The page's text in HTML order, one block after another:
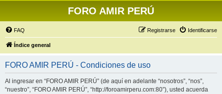
FORO AMIR PERÚ
FAQ Identificarse
Registrarse
Índice general
FORO AMIR PERÚ - Condiciones de uso
Al ingresar en “FORO AMIR PERÚ” (de aquí en adelante “nosotros”, “nos”,
“nuestro”, “FORO AMIR PERÚ”, “http://foroamirperu.com:80”), usted acuerda